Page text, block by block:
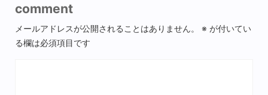
comment
メールアドレスが公開されることはありません。 ※ が付いてい
る欄は必須項目です